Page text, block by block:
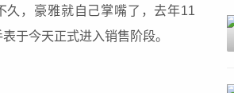
，豪雅就自己掌嘴了，去年11
于今天正式进入销售阶段。